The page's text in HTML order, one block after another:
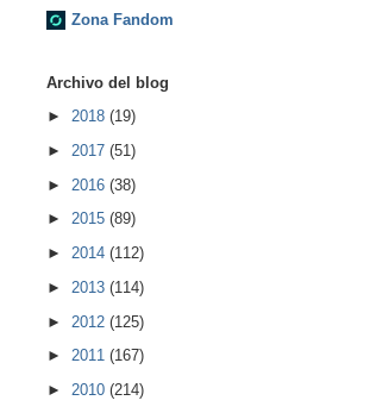
Zona Fandom
Archivo del blog
► 2018 (19)
► 2017 (51)
► 2016 (38)
► 2015 (89)
► 2014 (112)
► 2013 (114)
► 2012 (125)
► 2011 (167)
► 2010 (214)